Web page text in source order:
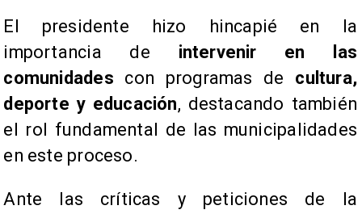
​El presidente hizo hincapié en la
importancia de intervenir en las
comunidades con programas de cultura,
deporte y educación, destacando también
el rol fundamental de las municipalidades
en este proceso.
Ante las críticas y peticiones de la